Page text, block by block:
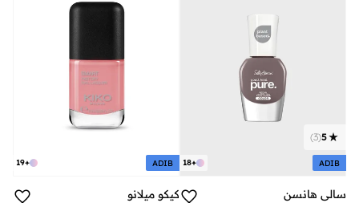
+
18
5
(
3
)
ADIB
سالي هانسن
+
19 ADIB
كيكو ميلانو